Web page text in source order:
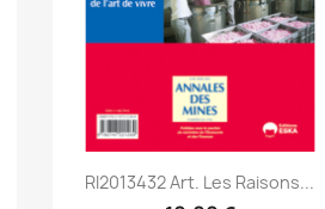
Aperçu rapide
RI2013432 Art. Les Raisons...